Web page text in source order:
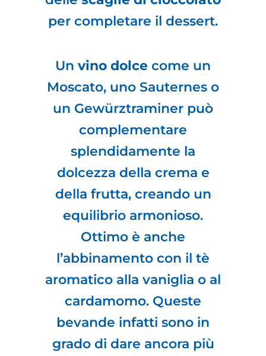
per completare il dessert.
Un vino dolce come un
Moscato, uno Sauternes o
un Gewürztraminer può
complementare
splendidamente la
dolcezza della crema e
della frutta, creando un
equilibrio armonioso.
Ottimo è anche
l’abbinamento con il tè
aromatico alla vaniglia o al
cardamomo. Queste
bevande infatti sono in
grado di dare ancora più